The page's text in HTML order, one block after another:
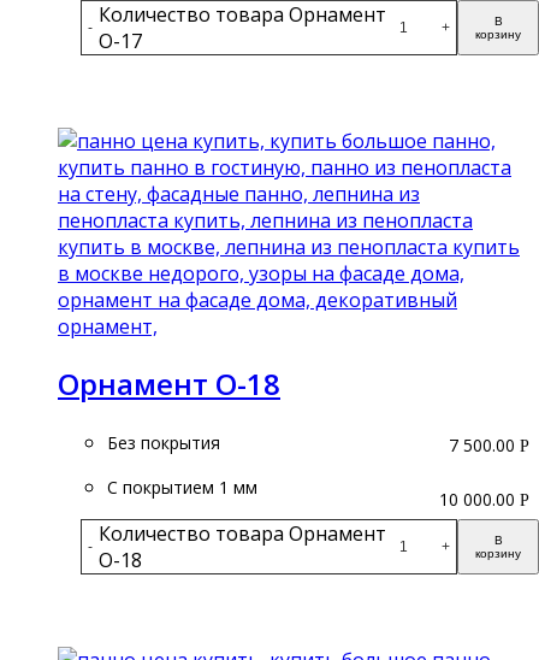
- Количество товара Орнамент
О-17
+
В
корзину
Орнамент О-18
Без покрытия
С покрытием 1 мм
- Количество товара Орнамент
О-18
+
В
корзину
7 500.00 Р
10 000.00 Р